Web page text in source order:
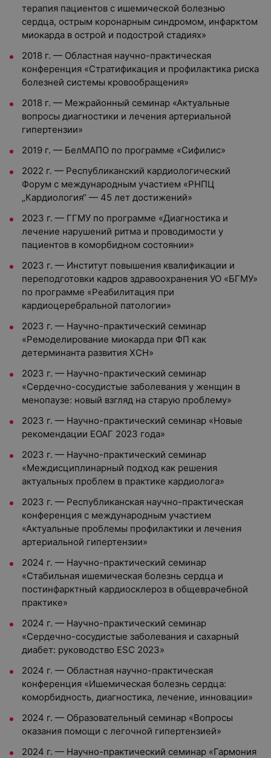
терапия пациентов с ишемической болезнью
сердца, острым коронарным синдромом, инфарктом
миокарда в острой и подострой стадиях»
2018 г. — Областная научно-практическая
конференция «Стратификация и профилактика риска
болезней системы кровообращения»
2018 г. — Межрайонный семинар «Актуальные
вопросы диагностики и лечения артериальной
гипертензии»
2019 г. — БелМАПО по программе «Сифилис»
2022 г. — Республиканский кардиологический
Форум с международным участием «РНПЦ
„Кардиология“ — 45 лет достижений»
2023 г. — ГГМУ по программе «Диагностика и
лечение нарушений ритма и проводимости у
пациентов в коморбидном состоянии»
2023 г. — Институт повышения квалификации и
переподготовки кадров здравоохранения УО «БГМУ»
по программе «Реабилитация при
кардиоцеребральной патологии»
2023 г. — Научно-практический семинар
«Ремоделирование миокарда при ФП как
детерминанта развития ХСН»
2023 г. — Научно-практический семинар
«Сердечно-сосудистые заболевания у женщин в
менопаузе: новый взгляд на старую проблему»
2023 г. — Научно-практический семинар «Новые
рекомендации ЕОАГ 2023 года»
2023 г. — Научно-практический семинар
«Междисциплинарный подход как решения
актуальных проблем в практике кардиолога»
2023 г. — Республиканская научно-практическая
конференция с международным участием
«Актуальные проблемы профилактики и лечения
артериальной гипертензии»
2024 г. — Научно-практический семинар
«Стабильная ишемическая болезнь сердца и
постинфарктный кардиосклероз в общеврачебной
практике»
2024 г. — Научно-практический семинар
«Сердечно-сосудистые заболевания и сахарный
диабет: руководство ESC 2023»
2024 г. — Областная научно-практическая
конференция «Ишемическая болезнь сердца:
коморбидность, диагностика, лечение, инновации»
2024 г. — Образовательный семинар «Вопросы
оказания помощи с легочной гипертензией»
2024 г. — Научно-практический семинар «Гармония